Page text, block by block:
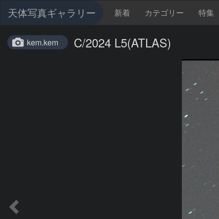
天体写真ギャラリー 新着 カテゴリー 特集
kem.kem C/2024 L5(ATLAS)